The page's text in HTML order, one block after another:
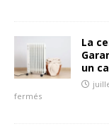
La
un
fermés